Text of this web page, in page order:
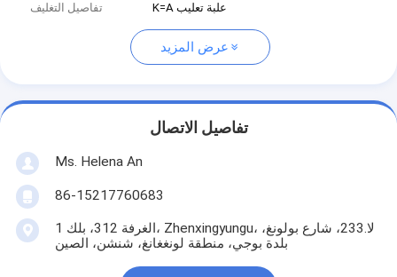
تفاصيل التغليف
K=A علبة تعليب
عرض المزيد
تفاصيل الاتصال
Ms. Helena An
86-15217760683
الغرفة 312، بلك 1، Zhenxingyungu، لا.233، شارع بولونغ،
بلدة بوجي، منطقة لونغغانغ، شنشن، الصين